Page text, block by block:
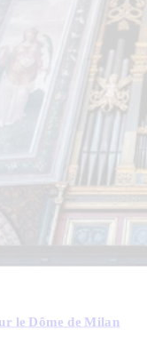
le Dôme de Milan